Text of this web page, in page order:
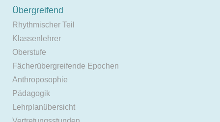
Übergreifend
Rhythmischer Teil
Klassenlehrer
Oberstufe
Fächerübergreifende Epochen
Anthroposophie
Pädagogik
Lehrplanübersicht